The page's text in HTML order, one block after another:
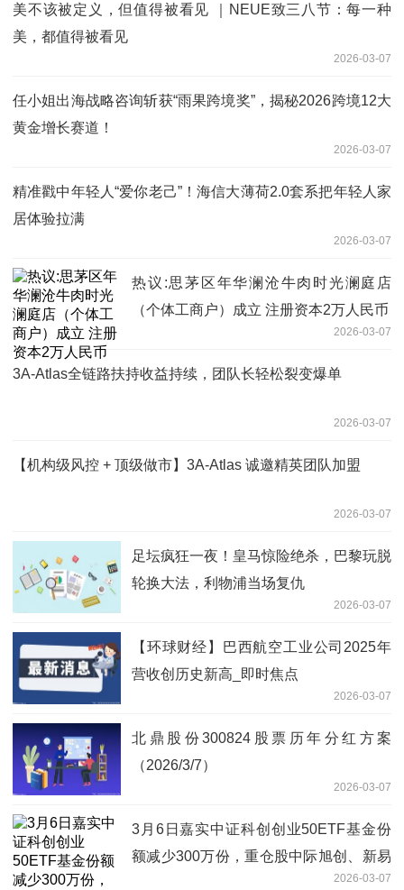
美不该被定义，但值得被看见 ｜NEUE致三八节：每一种
美，都值得被看见
2026-03-07
任小姐出海战略咨询斩获“雨果跨境奖”，揭秘2026跨境12大
黄金增长赛道！
2026-03-07
精准戳中年轻人“爱你老己”！海信大薄荷2.0套系把年轻人家
居体验拉满
2026-03-07
热议:思茅区年华澜沧牛肉时光澜庭店
（个体工商户）成立 注册资本2万人民币
2026-03-07
3A-Atlas全链路扶持收益持续，团队长轻松裂变爆单
2026-03-07
【机构级风控 + 顶级做市】3A-Atlas 诚邀精英团队加盟
2026-03-07
足坛疯狂一夜！皇马惊险绝杀，巴黎玩脱
轮换大法，利物浦当场复仇
2026-03-07
【环球财经】巴西航空工业公司2025年
营收创历史新高_即时焦点
2026-03-07
北鼎股份300824股票历年分红方案
（2026/3/7）
2026-03-07
3月6日嘉实中证科创创业50ETF基金份
额减少300万份，重仓股中际旭创、新易
2026-03-07